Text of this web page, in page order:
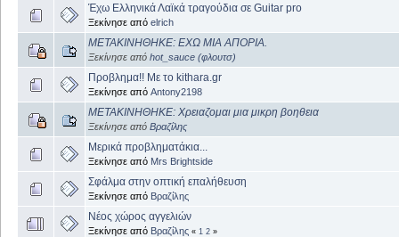
Έχω Ελληνικά Λαϊκά τραγούδια σε Guitar pro
Ξεκίνησε από elrich
ΜΕΤΑΚΙΝΗΘΗΚΕ: ΕΧΩ ΜΙΑ ΑΠΟΡΙΑ.
Ξεκίνησε από hot_sauce (φλουτσ)
Προβλημα!! Με το kithara.gr
Ξεκίνησε από Antony2198
ΜΕΤΑΚΙΝΗΘΗΚΕ: Χρειαζομαι μια μικρη βοηθεια
Ξεκίνησε από Βραζίλης
Μερικά προβληματάκια...
Ξεκίνησε από Mrs Brightside
Σφάλμα στην οπτική επαλήθευση
Ξεκίνησε από Βραζίλης
Νέος χώρος αγγελιών
Ξεκίνησε από Βραζίλης « 1 2 »